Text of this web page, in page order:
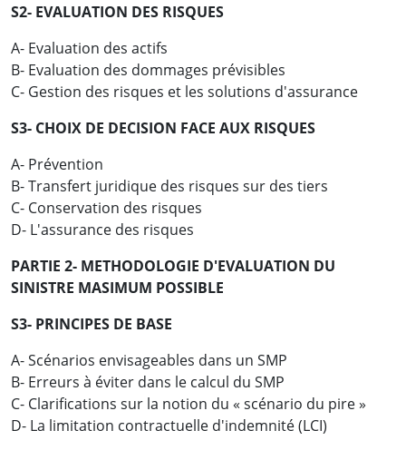
S2- EVALUATION DES RISQUES
A- Evaluation des actifs
B- Evaluation des dommages prévisibles
C- Gestion des risques et les solutions d'assurance
S3- CHOIX DE DECISION FACE AUX RISQUES
A- Prévention
B- Transfert juridique des risques sur des tiers
C- Conservation des risques
D- L'assurance des risques
PARTIE 2- METHODOLOGIE D'EVALUATION DU
SINISTRE MASIMUM POSSIBLE
S3- PRINCIPES DE BASE
A- Scénarios envisageables dans un SMP
B- Erreurs à éviter dans le calcul du SMP
C- Clarifications sur la notion du « scénario du pire »
D- La limitation contractuelle d'indemnité (LCI)